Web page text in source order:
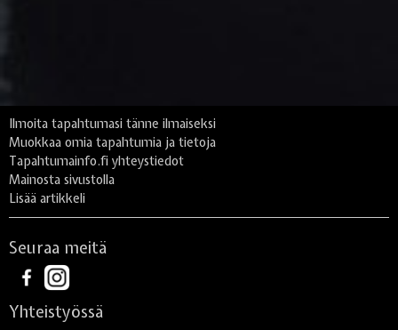
Ilmoita tapahtumasi tänne ilmaiseksi
Muokkaa omia tapahtumia ja tietoja
Tapahtumainfo.fi yhteystiedot
Mainosta sivustolla
Lisää artikkeli
Seuraa meitä
Yhteistyössä